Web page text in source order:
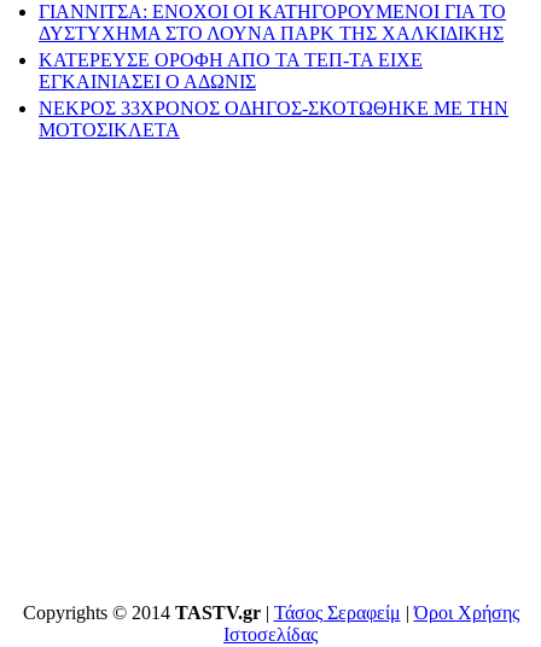
ΓΙΑΝΝΙΤΣΑ: ΕΝΟΧΟΙ ΟΙ ΚΑΤΗΓΟΡΟΥΜΕΝΟΙ ΓΙΑ ΤΟ
ΔΥΣΤΥΧΗΜΑ ΣΤΟ ΛΟΥΝΑ ΠΑΡΚ ΤΗΣ ΧΑΛΚΙΔΙΚΗΣ
ΚΑΤΕΡΕΥΣΕ ΟΡΟΦΗ ΑΠΟ ΤΑ ΤΕΠ-ΤΑ ΕΙΧΕ
ΕΓΚΑΙΝΙΑΣΕΙ Ο ΑΔΩΝΙΣ
ΝΕΚΡΟΣ 33ΧΡΟΝΟΣ ΟΔΗΓΟΣ-ΣΚΟΤΩΘΗΚΕ ΜΕ ΤΗΝ
ΜΟΤΟΣΙΚΛΕΤΑ
Copyrights © 2014 TASTV.gr| Τάσος Σεραφείμ |Όροι Χρήσης
Ιστοσελίδας